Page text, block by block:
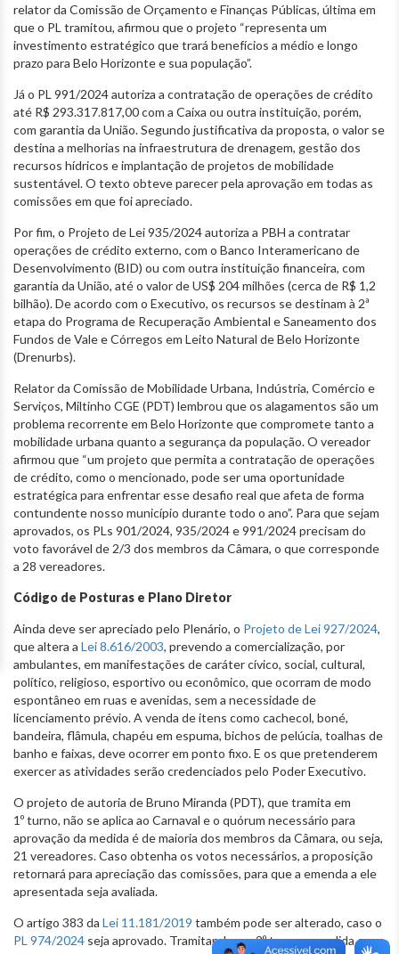
relator da Comissão de Orçamento e Finanças Públicas, última em
que o PL tramitou, afirmou que o projeto “representa um
investimento estratégico que trará benefícios a médio e longo
prazo para Belo Horizonte e sua população”.
Já o PL 991/2024 autoriza a contratação de operações de crédito
até R$ 293.317.817,00 com a Caixa ou outra instituição, porém,
com garantia da União. Segundo justificativa da proposta, o valor se
destina a melhorias na infraestrutura de drenagem, gestão dos
recursos hídricos e implantação de projetos de mobilidade
sustentável. O texto obteve parecer pela aprovação em todas as
comissões em que foi apreciado.
Por fim, o Projeto de Lei 935/2024 autoriza a PBH a contratar
operações de crédito externo, com o Banco Interamericano de
Desenvolvimento (BID) ou com outra instituição financeira, com
garantia da União, até o valor de US$ 204 milhões (cerca de R$ 1,2
bilhão). De acordo com o Executivo, os recursos se destinam à 2ª
etapa do Programa de Recuperação Ambiental e Saneamento dos
Fundos de Vale e Córregos em Leito Natural de Belo Horizonte
(Drenurbs).
Relator da Comissão de Mobilidade Urbana, Indústria, Comércio e
Serviços, Miltinho CGE (PDT) lembrou que os alagamentos são um
problema recorrente em Belo Horizonte que compromete tanto a
mobilidade urbana quanto a segurança da população. O vereador
afirmou que “um projeto que permita a contratação de operações
de crédito, como o mencionado, pode ser uma oportunidade
estratégica para enfrentar esse desafio real que afeta de forma
contundente nosso município durante todo o ano”. Para que sejam
aprovados, os PLs 901/2024, 935/2024 e 991/2024 precisam do
voto favorável de 2/3 dos membros da Câmara, o que corresponde
a 28 vereadores.
Código de Posturas e Plano Diretor
Ainda deve ser apreciado pelo Plenário, o Projeto de Lei 927/2024,
que altera a Lei 8.616/2003, prevendo a comercialização, por
ambulantes, em manifestações de caráter cívico, social, cultural,
político, religioso, esportivo ou econômico, que ocorram de modo
espontâneo em ruas e avenidas, sem a necessidade de
licenciamento prévio. A venda de itens como cachecol, boné,
bandeira, flâmula, chapéu em espuma, bichos de pelúcia, toalhas de
banho e faixas, deve ocorrer em ponto fixo. E os que pretenderem
exercer as atividades serão credenciados pelo Poder Executivo.
O projeto de autoria de Bruno Miranda (PDT), que tramita em
1º turno, não se aplica ao Carnaval e o quórum necessário para
aprovação da medida é de maioria dos membros da Câmara, ou seja,
21 vereadores. Caso obtenha os votos necessários, a proposição
retornará para apreciação das comissões, para que a emenda a ele
apresentada seja avaliada.
O artigo 383 da Lei 11.181/2019 também pode ser alterado, caso o
PL 974/2024 seja aprovado. Tramitando em 2º turno, a medida que